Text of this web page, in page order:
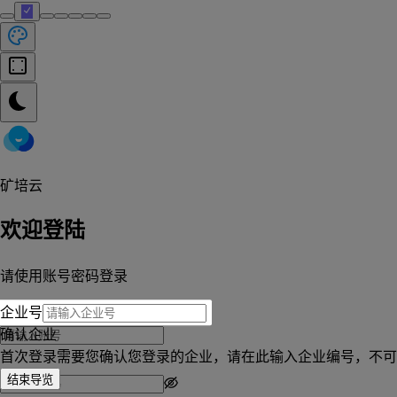
矿培云
欢迎登陆
请使用账号密码登录
企业号
确认企业
首次登录需要您确认您登录的企业，请在此输入企业编号，不
结束导览